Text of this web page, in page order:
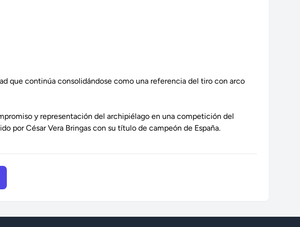
que continúa consolidándose como una referencia del tiro con arco
y representación del archipiélago en una competición del
por César Vera Bringas con su título de campeón de España.